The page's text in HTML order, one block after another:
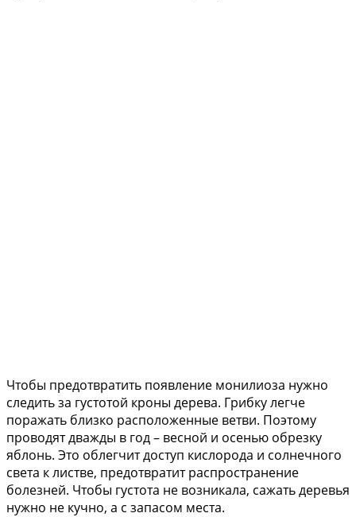
Чтобы предотвратить появление монилиоза нужно
следить за густотой кроны дерева. Грибку легче
поражать близко расположенные ветви. Поэтому
проводят дважды в год – весной и осенью обрезку
яблонь. Это облегчит доступ кислорода и солнечного
света к листве, предотвратит распространение
болезней. Чтобы густота не возникала, сажать деревья
нужно не кучно, а с запасом места.